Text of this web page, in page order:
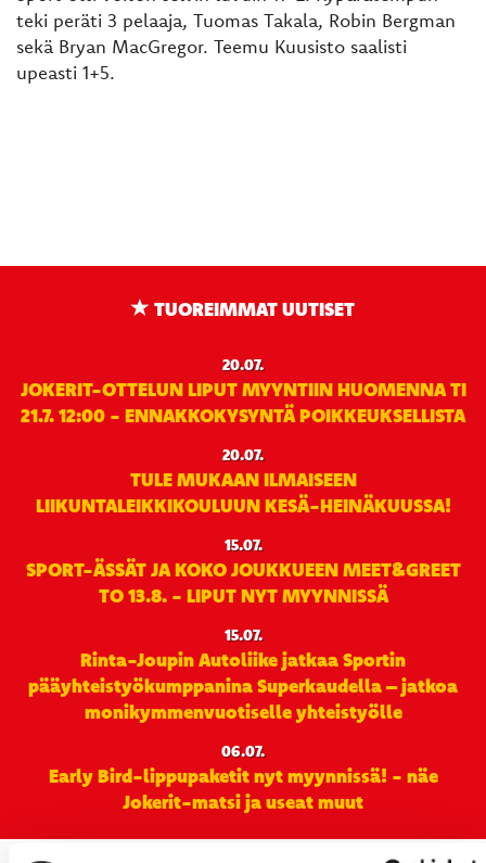
teki peräti 3 pelaaja, Tuomas Takala, Robin Bergman
sekä Bryan MacGregor. Teemu Kuusisto saalisti
upeasti 1+5.
TUOREIMMAT UUTISET
20.07.
JOKERIT-OTTELUN LIPUT MYYNTIIN HUOMENNA TI
21.7. 12:00 - ENNAKKOKYSYNTÄ POIKKEUKSELLISTA
20.07.
TULE MUKAAN ILMAISEEN
LIIKUNTALEIKKIKOULUUN KESÄ-HEINÄKUUSSA!
15.07.
SPORT-ÄSSÄT JA KOKO JOUKKUEEN MEET&GREET
TO 13.8. - LIPUT NYT MYYNNISSÄ
15.07.
Rinta-Joupin Autoliike jatkaa Sportin
pääyhteistyökumppanina Superkaudella – jatkoa
monikymmenvuotiselle yhteistyölle
06.07.
Early Bird-lippupaketit nyt myynnissä! - näe
Jokerit-matsi ja useat muut